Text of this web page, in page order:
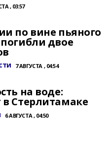
, 03:57
по вине пьяного
двое
7 АВГУСТА , 04:54
на воде:
Стерлитамаке
6 АВГУСТА , 04:50